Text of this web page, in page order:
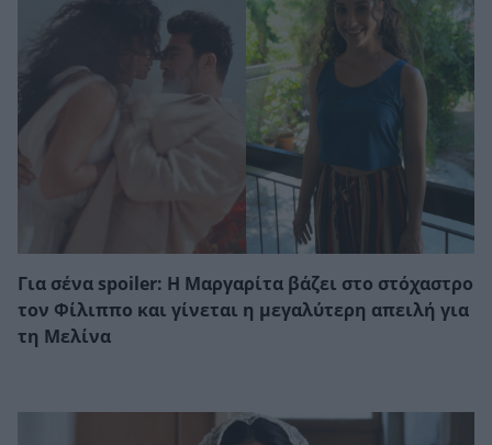
Για σένα spoiler: Η Μαργαρίτα βάζει στο στόχαστρο
τον Φίλιππο και γίνεται η μεγαλύτερη απειλή για
τη Μελίνα